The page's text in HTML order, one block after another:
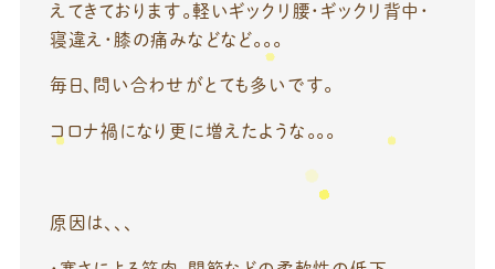
えてきております。軽いギックリ腰・ギックリ背中・
寝違え・膝の痛みなどなど。。。
毎日、問い合わせがとても多いです。
コロナ禍になり更に増えたような。。。
原因は、、、